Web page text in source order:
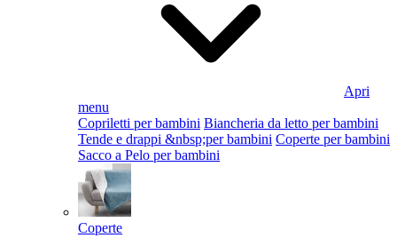
Apri
menu
Copriletti per bambini Biancheria da letto per bambini
Tende e drappi &nbsp;per bambini Coperte per bambini
Sacco a Pelo per bambini
Coperte